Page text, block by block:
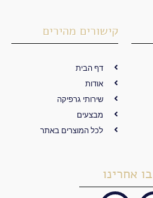
קישורים מהירים
דף הבית
אודות
שירותי גרפיקה
מבצעים
לכל המוצרים באתר
אחרינו